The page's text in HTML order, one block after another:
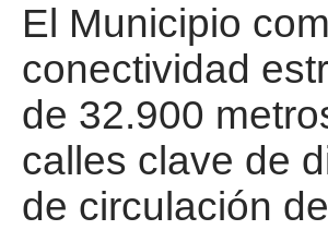
El Municipio
conectividad
de 32.900
calles clave de
de circulación